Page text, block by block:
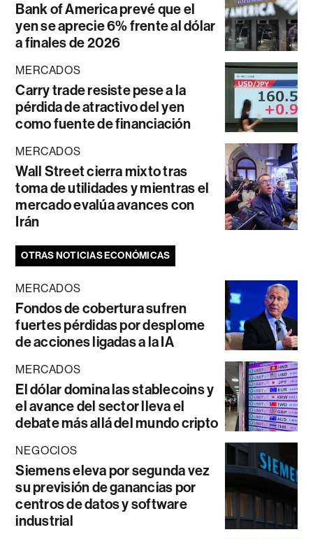
Bank of America prevé que el
yen se aprecie 6% frente al dólar
a finales de 2026
MERCADOS
Carry trade resiste pese a la
pérdida de atractivo del yen
como fuente de financiación
MERCADOS
Wall Street cierra mixto tras
toma de utilidades y mientras el
mercado evalúa avances con
Irán
OTRAS NOTICIAS ECONÓMICAS
MERCADOS
Fondos de cobertura sufren
fuertes pérdidas por desplome
de acciones ligadas a la IA
MERCADOS
El dólar domina las stablecoins y
el avance del sector lleva el
debate más allá del mundo cripto
NEGOCIOS
Siemens eleva por segunda vez
su previsión de ganancias por
centros de datos y software
industrial